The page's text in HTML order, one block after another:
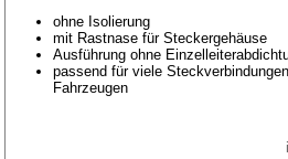
ohne Isolierung
mit Rastnase für Steckergehäuse
Ausführung ohne
passend für viele
Fahrzeugen